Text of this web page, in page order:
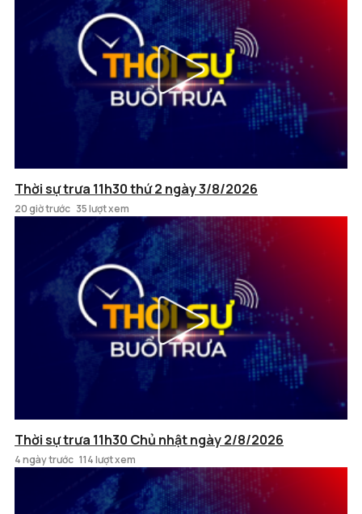
Thời sự trưa 11h30 thứ 2 ngày 3/8/2026
20 giờ trước 35 lượt xem
Thời sự trưa 11h30 Chủ nhật ngày 2/8/2026
4 ngày trước 114 lượt xem